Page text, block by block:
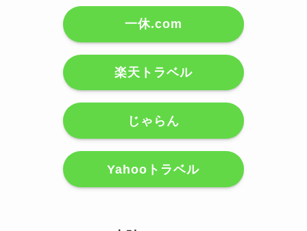
一休.com
楽天トラベル
じゃらん
Yahooトラベル